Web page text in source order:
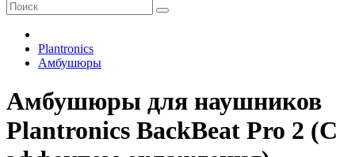
Plantronics
Амбушюры
Амбушюры для наушников
Plantronics BackBeat Pro 2 (С